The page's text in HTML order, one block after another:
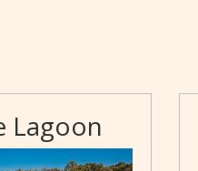
Lagoon